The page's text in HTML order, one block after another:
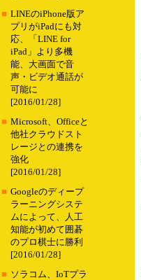
■ LINEのiPhone版ア
プリがiPadにも対
応、「LINE for
iPad」より多機
能、大画面で音
声・ビデオ通話が
可能に
[2016/01/28]
■ Microsoft、Officeと
他社クラウドスト
レージとの連携を
強化
[2016/01/28]
■ Googleのディープ
ラーニングシステ
ムによって、人工
知能が初めて囲碁
のプロ棋士に勝利
[2016/01/28]
■ ソラコム、IoTプラ